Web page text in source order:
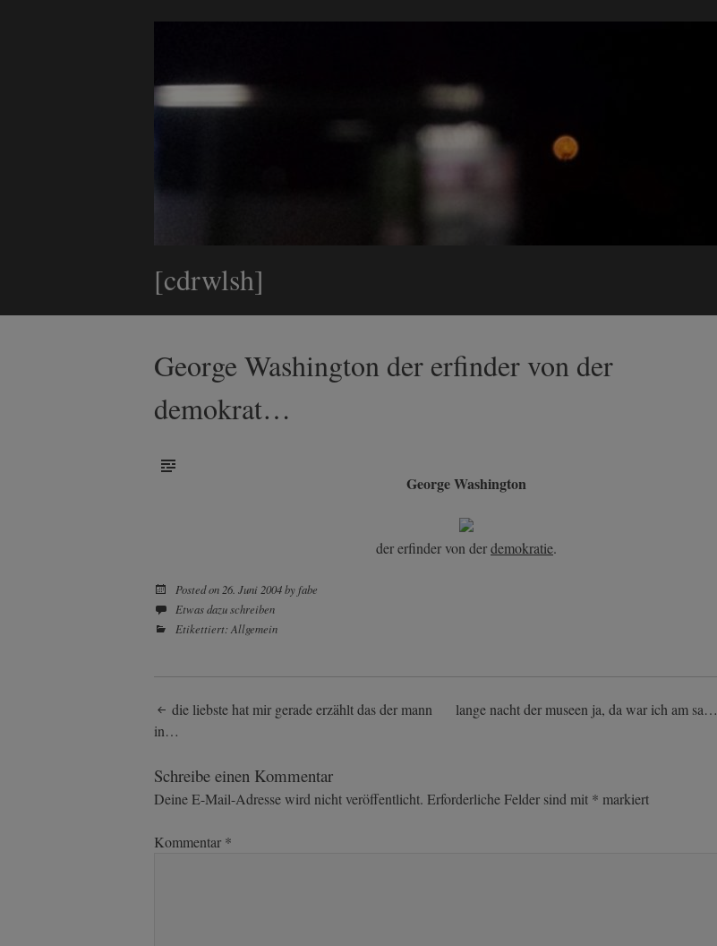
[cdrwlsh]
George Washington der erfinder von der
demokrat…
George Washington
der erfinder von derdemokratie.
Posted on 26. Juni 2004by fabe
Etwas dazu schreiben
Etikettiert: Allgemein
Post
navigation
die liebste hat mir gerade erzählt das der mann
in…
lange nacht der museen ja, da war ich am sa…
Schreibe einen Kommentar
Deine E-Mail-Adresse wird nicht veröffentlicht. Erforderliche Felder sind mit * markiert
Kommentar *